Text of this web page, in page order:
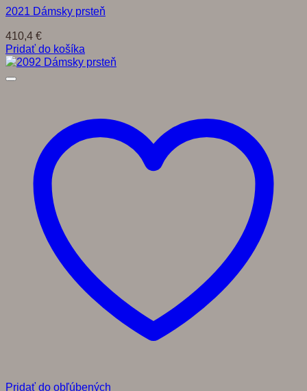
2021 Dámsky prsteň
410,4 €
Pridať do košíka
Pridať do obľúbených